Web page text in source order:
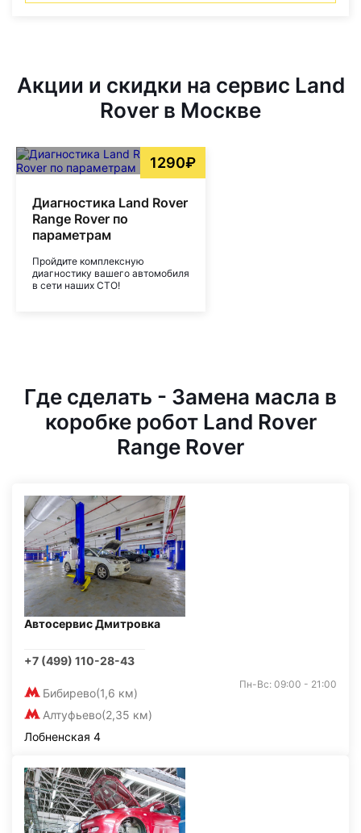
Акции и скидки на сервис Land
Rover в Москве
1290₽
Диагностика Land Rover
Range Rover по
параметрам
Пройдите комплексную
диагностику вашего автомобиля
в сети наших СТО!
Где сделать - Замена масла в
коробке робот Land Rover
Range Rover
Автосервис Дмитровка
+7 (499) 110-28-43
Бибирево(1,6 км)
Алтуфьево(2,35 км)
Пн-Вс: 09:00 - 21:00
Лобненская 4